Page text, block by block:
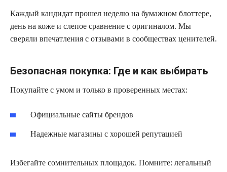
Каждый кандидат прошел неделю на бумажном блоттере,
день на коже и слепое сравнение с оригиналом. Мы
сверяли впечатления с отзывами в сообществах ценителей.
Безопасная покупка: Где и как выбирать
Покупайте с умом и только в проверенных местах:
Официальные сайты брендов
Надежные магазины с хорошей репутацией
Избегайте сомнительных площадок. Помните: легальный